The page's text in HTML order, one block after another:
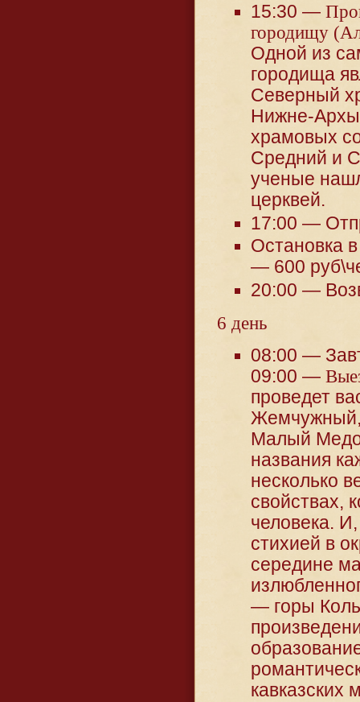
15:30 —
городищу
Одной из
городища
Северный
Нижне-
храмовых
Средний и
ученые
церквей.
17:00 —
Остановка
— 600
20:00 —
6 день
08:00 —
09:00 —
проведет
Жемчужный,
Малый
названия
несколько
свойствах,
человека.
стихией в
середине
— горы
кавказских